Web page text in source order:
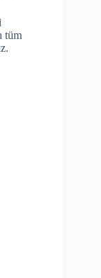
tüm